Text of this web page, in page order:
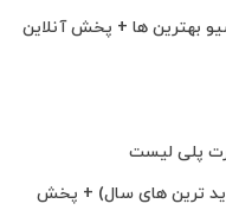
بهترین ها + پخش آنلاین
پلی لیست
ترین های سال) + پخش